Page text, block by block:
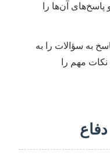
آن‌ها را
به سؤالات را به
مهم را